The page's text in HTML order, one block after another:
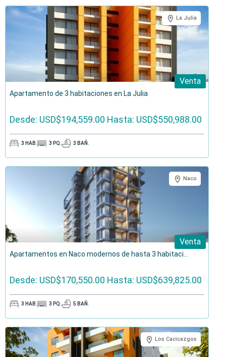
La Julia
Venta
Apartamento de 3 habitaciones en La Julia
Desde: USD$194,559.00 Hasta: USD$550,988.00
3 HAB. 3 PQ. 3 BAÑ.
Naco
Venta
Apartamentos en Naco modernos de hasta 3 habitaci...
Desde: USD$170,550.00 Hasta: USD$639,825.00
3 HAB. 3 PQ. 5 BAÑ.
Los Cacicazgos